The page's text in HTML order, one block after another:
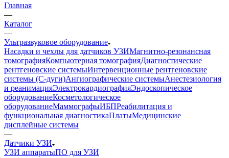
Главная
—
Каталог
—
Ультразвуковое оборудование
Насадки и чехлы для датчиков УЗИМагнитно-резонансная
томографияКомпьютерная томографияДиагностические
рентгеновские системыИнтервенционные рентгеновские
системы (С-дуги)Ангиографические системыАнестезиология
и реанимацияЭлектрокардиографияЭндоскопическое
оборудованиеКосметологическое
оборудованиеМаммографыИБПРеабилитация и
функциональная диагностикаПлатыМедицинские
дисплейные системы
—
Датчики УЗИ
УЗИ аппаратыПО для УЗИ